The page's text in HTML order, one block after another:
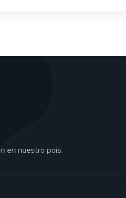
en nuestro país.